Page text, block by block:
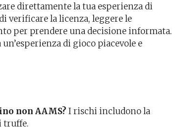
direttamente la tua esperienza di
verificare la licenza, leggere le
per prendere una decisione informata.
di gioco piacevole e
non AAMS? I rischi includono la
truffe.